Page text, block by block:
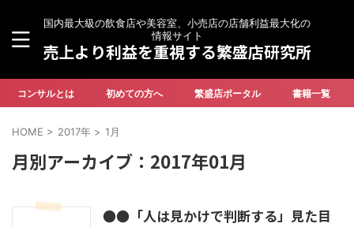
国内最大級の飲食店や美容室、小売店の店舗利益最大化の
情報サイト
売上より利益を重視する繁盛店研究所
コンサルとは 初めての方へ 繁盛店ポータル 書籍一覧
HOME > 2017年 > 1月
月別アーカイブ：2017年01月
●●「人は見かけで判断する」見た目